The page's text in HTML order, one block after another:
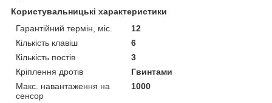
Користувальницькі характеристики
Гарантійний термін, міс.
12
Кількість клавіш
6
Кількість постів
3
Кріплення дротів
Гвинтами
Макс. навантаження на
сенсор
1000